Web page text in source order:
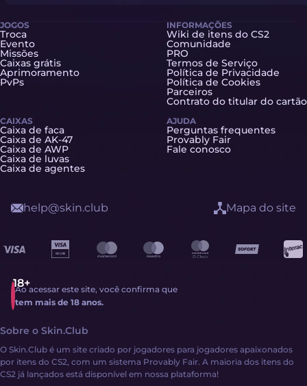
JOGOS
Troca
Evento
Missões
Caixas grátis
Aprimoramento
PvPs
CAIXAS
Caixa de faca
Caixa de AK-47
Caixa de AWP
Caixa de luvas
Caixa de agentes
INFORMAÇÕES
Wiki de itens do CS2
Comunidade
PRO
Termos de Serviço
Política de Privacidade
Política de Cookies
Parceiros
Contrato do titular do cartão
AJUDA
Perguntas frequentes
Provably Fair
Fale conosco
Ao acessar este site, você confirma que
tem mais de 18 anos.
help@skin.club Mapa do site
Sobre o Skin.Club
O Skin.Club é um site criado por jogadores para jogadores apaixonados
por itens do CS2, com um sistema Provably Fair. A maioria dos itens do
CS2 já lançados está disponível em nossa plataforma!